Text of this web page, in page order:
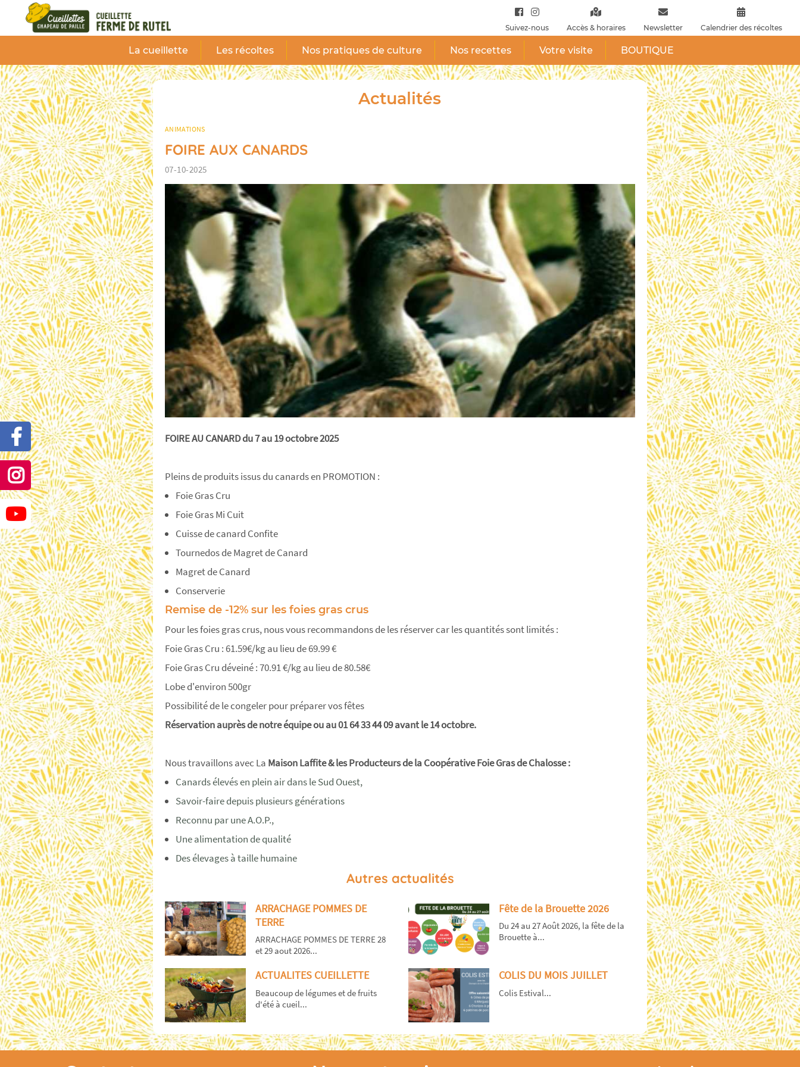
Suivez-nous Accès & horaires Newsletter Calendrier des récoltes
La cueillette Les récoltes Nos pratiques de culture Nos recettes Votre visite BOUTIQUE
Actualités
ANIMATIONS
FOIRE AUX CANARDS
07-10-2025
FOIRE AU CANARD du 7 au 19 octobre 2025
Pleins de produits issus du canards en PROMOTION :
Foie Gras Cru
Foie Gras Mi Cuit
Cuisse de canard Confite
Tournedos de Magret de Canard
Magret de Canard
Conserverie
Remise de -12% sur les foies gras crus
Pour les foies gras crus, nous vous recommandons de les réserver car les quantités sont limités :
Foie Gras Cru : 61.59€/kg au lieu de 69.99 €
Foie Gras Cru déveiné : 70.91 €/kg au lieu de 80.58€
Lobe d'environ 500gr
Possibilité de le congeler pour préparer vos fêtes
Réservation auprès de notre équipe ou au 01 64 33 44 09 avant le 14 octobre.
Nous travaillons avec La Maison Laffite & les Producteurs de la Coopérative Foie Gras de Chalosse :
Canards élevés en plein air dans le Sud Ouest,
Savoir-faire depuis plusieurs générations
Reconnu par une A.O.P.,
Une alimentation de qualité
Des élevages à taille humaine
Autres actualités
ARRACHAGE POMMES DE
TERRE
ARRACHAGE POMMES DE TERRE 28
et 29 aout 2026...
Fête de la Brouette 2026
Du 24 au 27 Août 2026, la fête de la
Brouette à...
ACTUALITES CUEILLETTE
Beaucoup de légumes et de fruits
d'été à cueil...
COLIS DU MOIS JUILLET
Colis Estival...
Panneau de gestion des cookies